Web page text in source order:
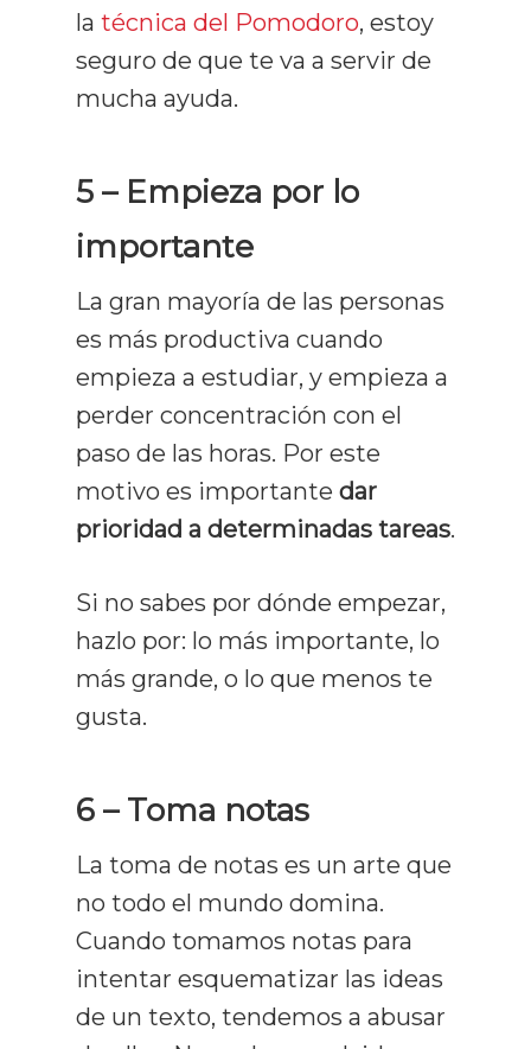
la técnica del Pomodoro, estoy
seguro de que te va a servir de
mucha ayuda.
5 – Empieza por lo
importante
La gran mayoría de las personas
es más productiva cuando
empieza a estudiar, y empieza a
perder concentración con el
paso de las horas. Por este
motivo es importante dar
prioridad a determinadas tareas.
Si no sabes por dónde empezar,
hazlo por: lo más importante, lo
más grande, o lo que menos te
gusta.
6 – Toma notas
La toma de notas es un arte que
no todo el mundo domina.
Cuando tomamos notas para
intentar esquematizar las ideas
de un texto, tendemos a abusar